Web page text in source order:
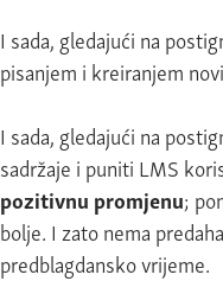
I sada, gledajući na
pisanjem i kreiranjem
I sada, gledajući na
sadržaje i puniti LMS
pozitivnu promjenu;
bolje. I zato nema
predblagdansko vrijeme.